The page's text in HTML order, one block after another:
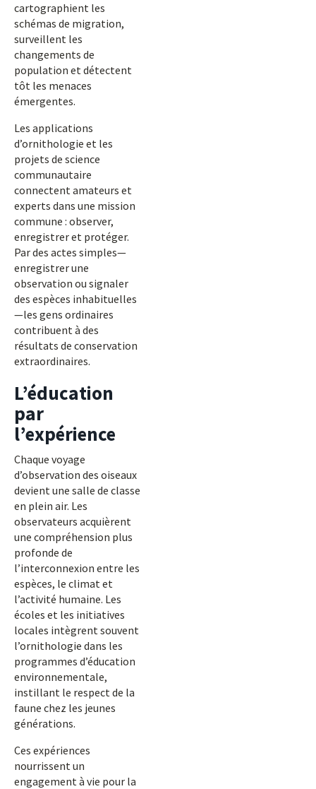
cartographient les
schémas de migration,
surveillent les
changements de
population et détectent
tôt les menaces
émergentes.
Les applications
d’ornithologie et les
projets de science
communautaire
connectent amateurs et
experts dans une mission
commune : observer,
enregistrer et protéger.
Par des actes simples—
enregistrer une
observation ou signaler
des espèces inhabituelles
—les gens ordinaires
contribuent à des
résultats de conservation
extraordinaires.
L’éducation
par
l’expérience
Chaque voyage
d’observation des oiseaux
devient une salle de classe
en plein air. Les
observateurs acquièrent
une compréhension plus
profonde de
l’interconnexion entre les
espèces, le climat et
l’activité humaine. Les
écoles et les initiatives
locales intègrent souvent
l’ornithologie dans les
programmes d’éducation
environnementale,
instillant le respect de la
faune chez les jeunes
générations.
Ces expériences
nourrissent un
engagement à vie pour la